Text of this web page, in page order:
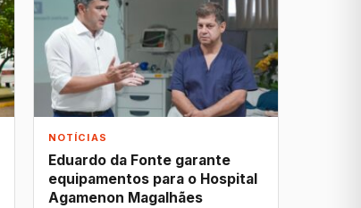
NOTÍCIAS
Eduardo da Fonte garante
equipamentos para o Hospital
Agamenon Magalhães